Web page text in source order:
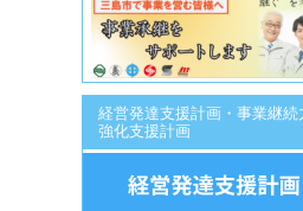
経営発達支援計画・事業継続
強化支援計画